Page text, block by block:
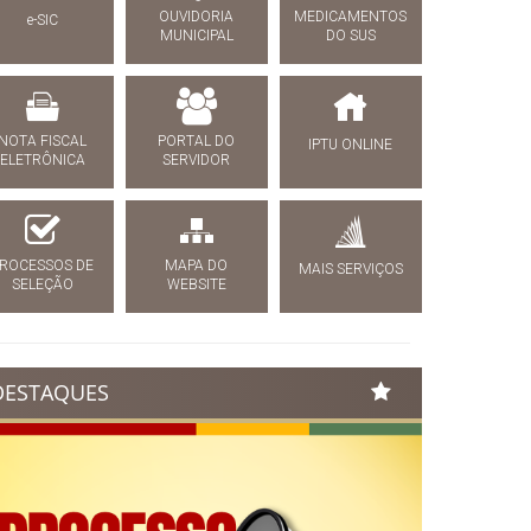
e-SIC
OUVIDORIA
MUNICIPAL
MEDICAMENTOS
DO SUS
FISCAL
ELETRÔNICA
PORTAL DO
SERVIDOR
IPTU ONLINE
DE
SELEÇÃO
MAPA DO
WEBSITE
MAIS SERVIÇOS